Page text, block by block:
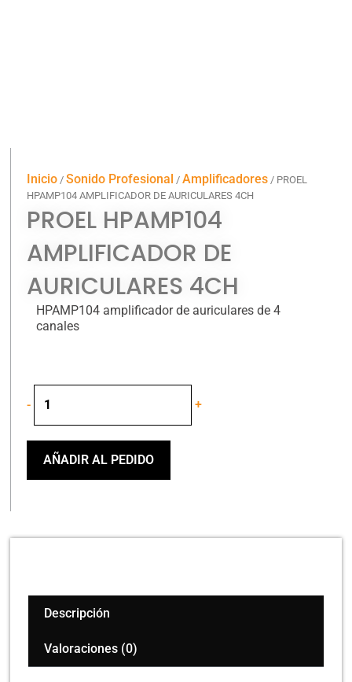
Inicio /Sonido Profesional /Amplificadores / PROEL
HPAMP104 AMPLIFICADOR DE AURICULARES 4CH
PROEL HPAMP104
AMPLIFICADOR DE
AURICULARES 4CH
HPAMP104 amplificador de auriculares de 4
canales
-
HPAMP104
AMPLIFICADOR
DE
AURICULARES
+
AÑADIR AL PEDIDO
Descripción
Valoraciones (0)